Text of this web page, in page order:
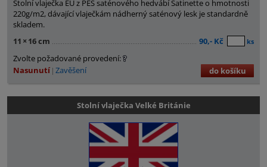
Stolní vlaječka EU z PES saténového hedvábí Satinette o hmotnosti
220g/m2, dávající vlaječkám nádherný saténový lesk je standardně
skladem.
11 × 16 cm 90,- Kč ks
Zvolte požadované provedení:
Nasunutí Zavěšení do košíku
Stolní vlaječka Velké Británie